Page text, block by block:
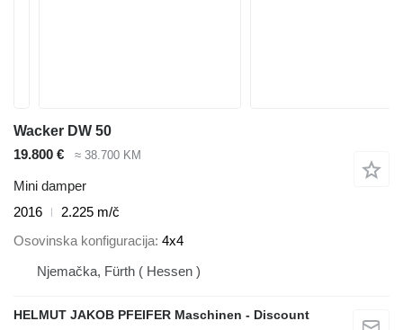
Wacker DW 50
19.800 €
≈ 38.700 KM
Mini damper
2016
2.225 m/č
Osovinska konfiguracija 4x4
Njemačka, Fürth ( Hessen )
HELMUT JAKOB PFEIFER Maschinen - Discount